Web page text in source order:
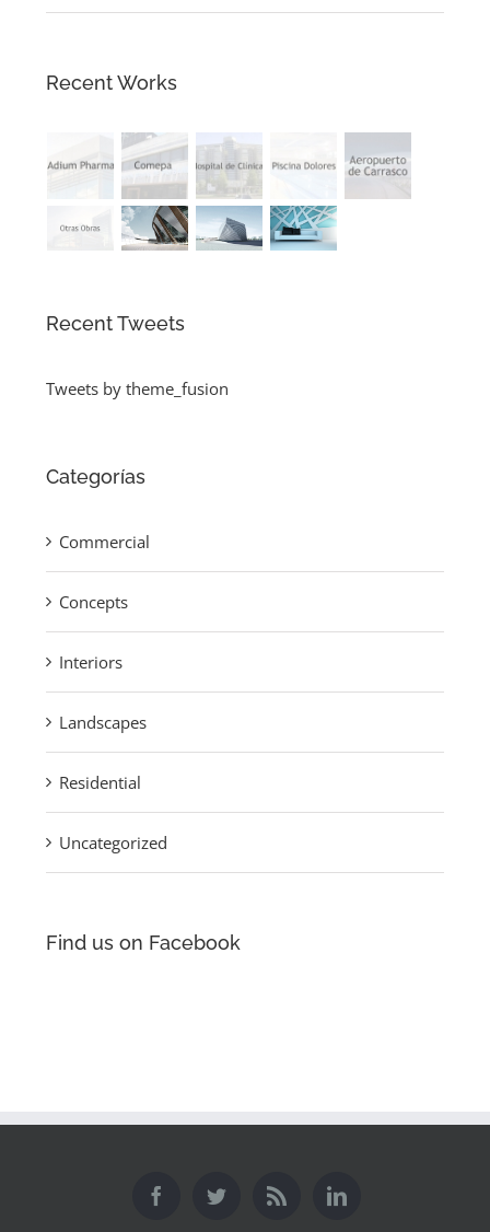
Recent Works
Recent Tweets
Tweets by theme_fusion
Categorías
Commercial
Concepts
Interiors
Landscapes
Residential
Uncategorized
Find us on Facebook